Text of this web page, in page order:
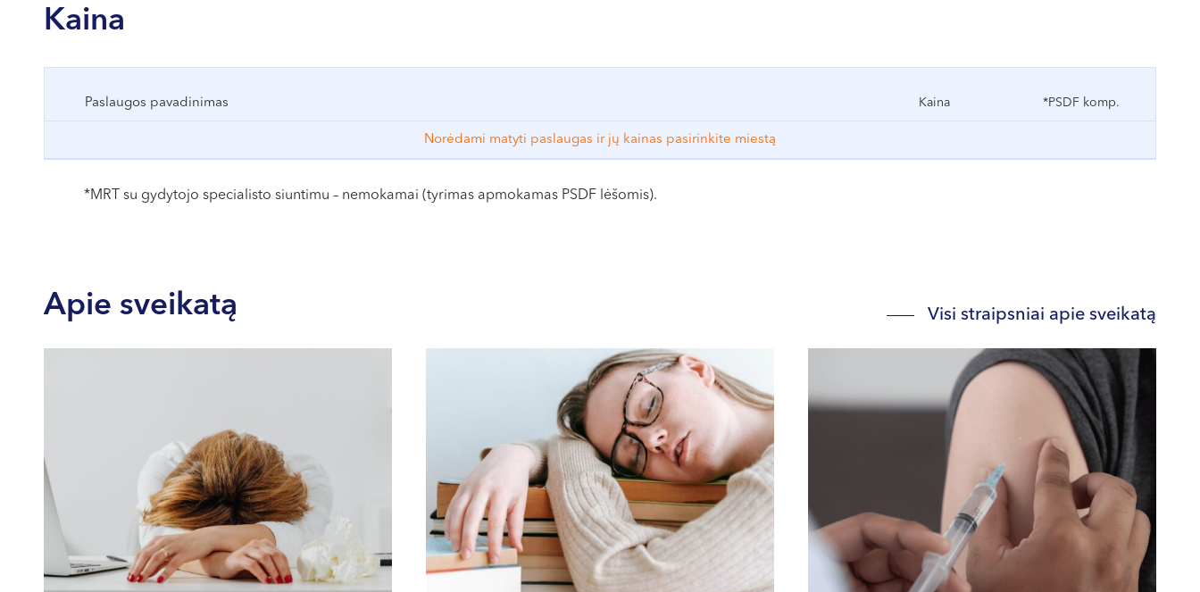
(papuošalus, diržus ir kt.), gali reikėti nusirengti savo dėvimus rūbus, persirengti į vienkartinę aprangą, kurią galite įsigyti mūsų centre.
Kaina
Paslaugos pavadinimas Kaina *PSDF komp.
Norėdami matyti paslaugas ir jų kainas pasirinkite miestą
*MRT su gydytojo specialisto siuntimu – nemokamai (tyrimas apmokamas PSDF lėšomis).
Apie sveikatą Visi straipsniai apie sveikatą